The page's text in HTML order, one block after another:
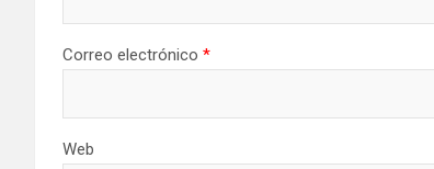
Correo electrónico *
Web